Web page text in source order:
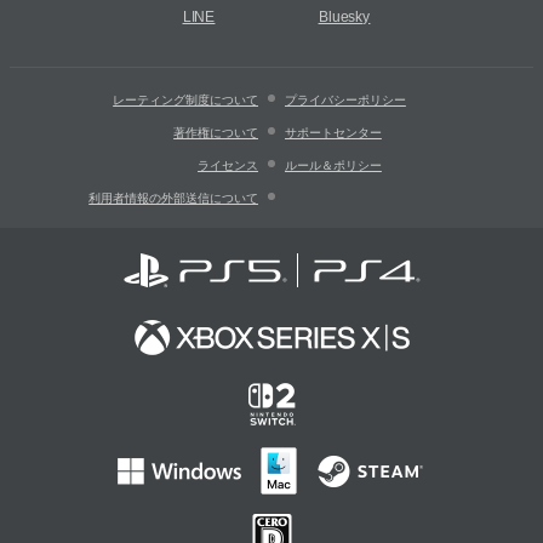
LINE Bluesky
レーティング制度について プライバシーポリシー
著作権について サポートセンター
ライセンス ルール＆ポリシー
利用者情報の外部送信について